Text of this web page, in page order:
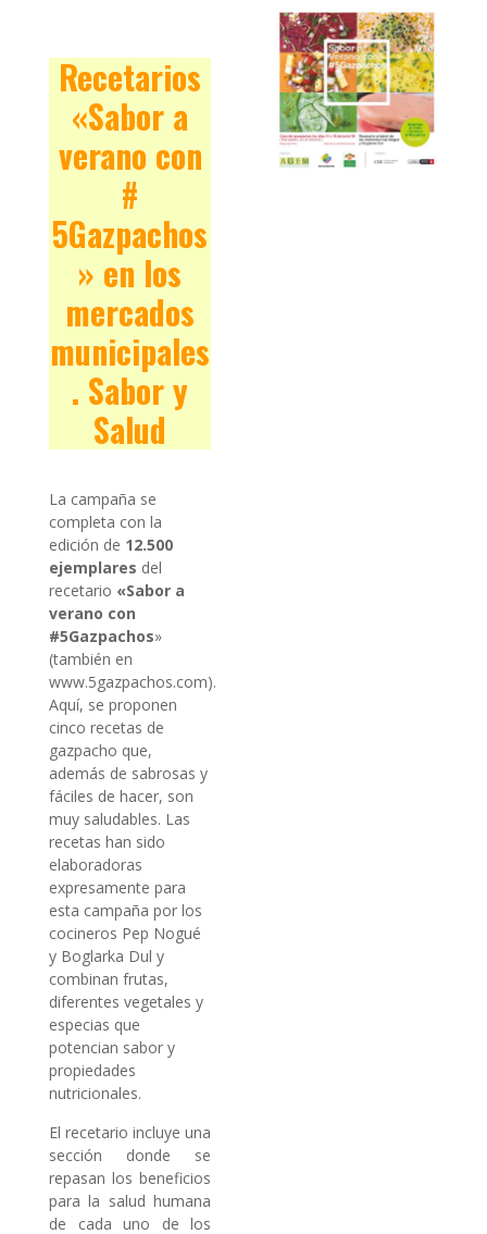
Recetarios
«Sabor a
verano con
#
5Gazpachos
» en los
mercados
municipales
. Sabor y
Salud
La campaña se
completa con la
edición de 12.500
ejemplares del
recetario «Sabor a
verano con
#5Gazpachos»
(también en
www.5gazpachos.com).
Aquí, se proponen
cinco recetas de
gazpacho que,
además de sabrosas y
fáciles de hacer, son
muy saludables. Las
recetas han sido
elaboradoras
expresamente para
esta campaña por los
cocineros Pep Nogué
y Boglarka Dul y
combinan frutas,
diferentes vegetales y
especias que
potencian sabor y
propiedades
nutricionales.
El recetario incluye una
sección donde se
repasan los beneficios
para la salud humana
de cada uno de los